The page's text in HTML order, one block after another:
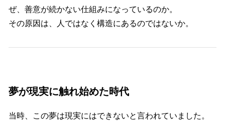
ぜ、善意が続かない仕組みになっているのか。
その原因は、人ではなく構造にあるのではないか。
夢が現実に触れ始めた時代
当時、この夢は現実にはできないと言われていました。